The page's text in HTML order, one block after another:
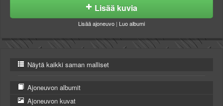
Lisää kuvia
Lisää ajoneuvo | Luo albumi
Näytä kaikki saman malliset
Ajoneuvon albumit
Ajoneuvon kuvat